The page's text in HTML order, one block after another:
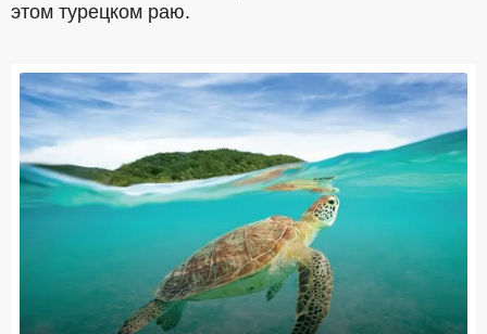
этом турецком раю.